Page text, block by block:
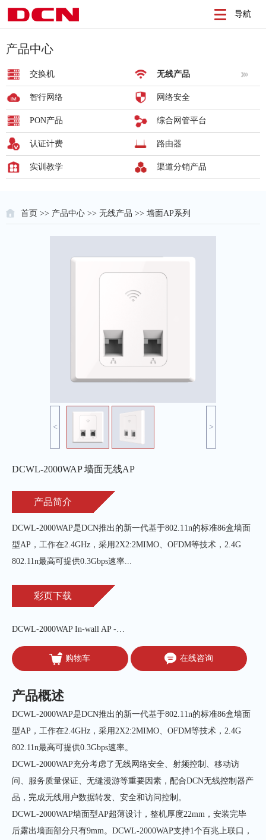
导航
产品中心
交换机 无线产品
智行网络 网络安全
PON产品 综合网管平台
认证计费 路由器
实训教学 渠道分销产品
首页 >> 产品中心 >> 无线产品 >> 墙面AP系列
< >
DCWL-2000WAP 墙面无线AP
产品简介
DCWL-2000WAP是DCN推出的新一代基于802.11n的标准86盒墙面
型AP，工作在2.4GHz，采用2X2:2MIMO、OFDM等技术，2.4G
802.11n最高可提供0.3Gbps速率...
彩页下载
DCWL-2000WAP In-wall AP -FY19Q3
购物车 在线咨询
产品概述
DCWL-2000WAP是DCN推出的新一代基于802.11n的标准86盒墙面
型AP，工作在2.4GHz，采用2X2:2MIMO、OFDM等技术，2.4G
802.11n最高可提供0.3Gbps速率。
DCWL-2000WAP充分考虑了无线网络安全、射频控制、移动访
问、服务质量保证、无缝漫游等重要因素，配合DCN无线控制器产
品，完成无线用户数据转发、安全和访问控制。
DCWL-2000WAP墙面型AP超薄设计，整机厚度22mm，安装完毕
后露出墙面部分只有9mm。DCWL-2000WAP支持1个百兆上联口，